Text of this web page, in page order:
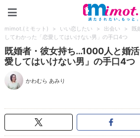
mimot.(ミモット) > いい恋したい > 出会い >
既
してわかった「恋愛してはいけない男」の手口4つ
既婚者・彼女持ち…1000人と婚
愛してはいけない男」の手口4つ
かわむら あみり